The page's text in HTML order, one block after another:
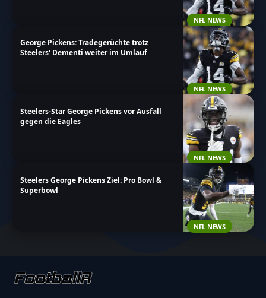
NFL NEWS
NFL NEWS
George Pickens: Tradegerüchte trotz
Steelers‘ Dementi weiter im Umlauf
NFL NEWS
Steelers-Star George Pickens vor Ausfall
gegen die Eagles
NFL NEWS
Steelers George Pickens Ziel: Pro Bowl &
Superbowl